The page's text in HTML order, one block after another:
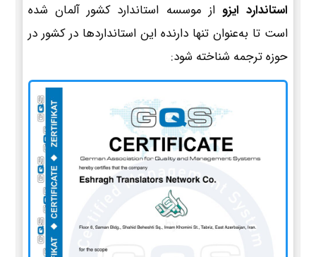
استاندارد ایزو از موسسه استاندارد کشور آلمان شده
است تا به‌عنوان تنها دارنده این استانداردها در کشور در
حوزه ترجمه شناخته شود: